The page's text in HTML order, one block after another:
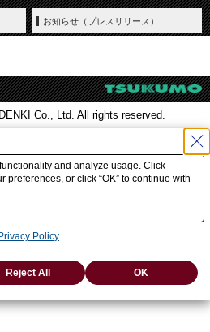
お知らせ（プレスリリース）
Co., Ltd. All rights reserved.
and analyze usage. Click
preferences, or click “OK” to continue with
Privacy Policy
Reject All OK